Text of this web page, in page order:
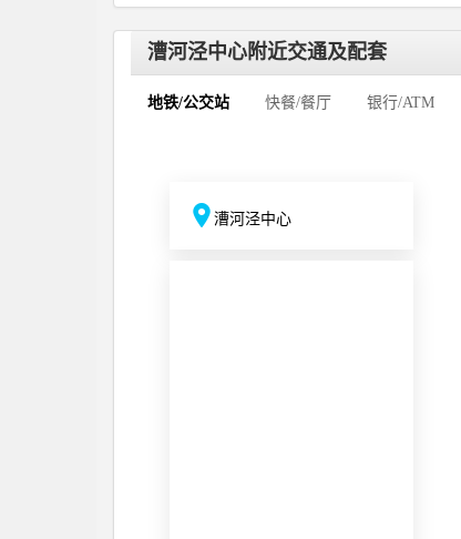
漕河泾中心附近交通及配套
地铁/公交站 快餐/餐厅 银行/ATM
漕河泾中心